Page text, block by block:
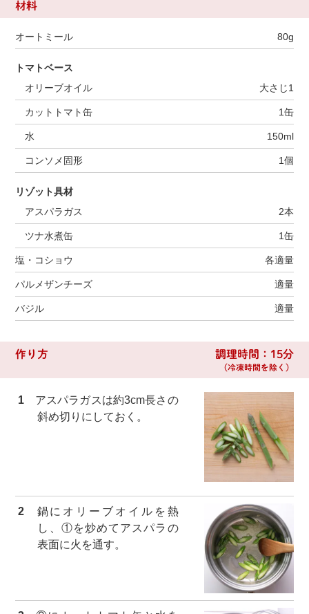
材料
オートミール 80g
トマトベース
オリーブオイル
大さじ1
カットトマト缶 1缶
水 150ml
コンソメ固形 1個
リゾット具材
アスパラガス
2本
ツナ水煮缶 1缶
塩・コショウ 各適量
パルメザンチーズ 適量
バジル 適量
作り方 調理時間：15分
（冷凍時間を除く）
1
アスパラガスは約3cm長さの
斜め切りにしておく。
2
鍋にオリーブオイルを熱
し、①を炒めてアスパラの
表面に火を通す。